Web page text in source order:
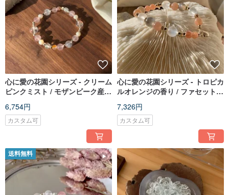
心に愛の花園シリーズ - クリーム
ピンクミスト / モザンビーク産ピ
タムギフト
6,754円
カスタム可
心に愛の花園シリーズ - トロピカ
ルオレンジの香り / ファセットカ
ブラックゴールドスケルトンク
ォーツ / オーダーメイド
7,326円
カスタム可
送料無料